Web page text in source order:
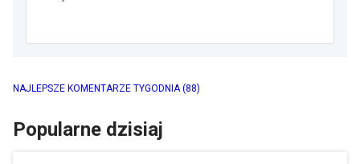
NAJLEPSZE KOMENTARZE TYGODNIA(88)
Popularne dzisiaj